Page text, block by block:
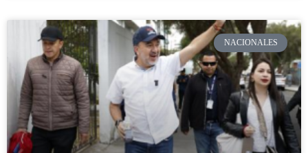
NACIONALES